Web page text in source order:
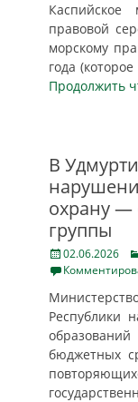
Каспийское
правовой
морскому
года
Продолжить
В
охрану —
группы
Posted
on
02.06.2026
Республики
бюджетных